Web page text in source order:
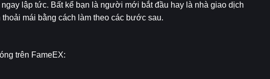
lập tức. Bất kể bạn là người mới bắt đầu hay là nhà giao dịch
mái bằng cách làm theo các bước sau.
trên FameEX: